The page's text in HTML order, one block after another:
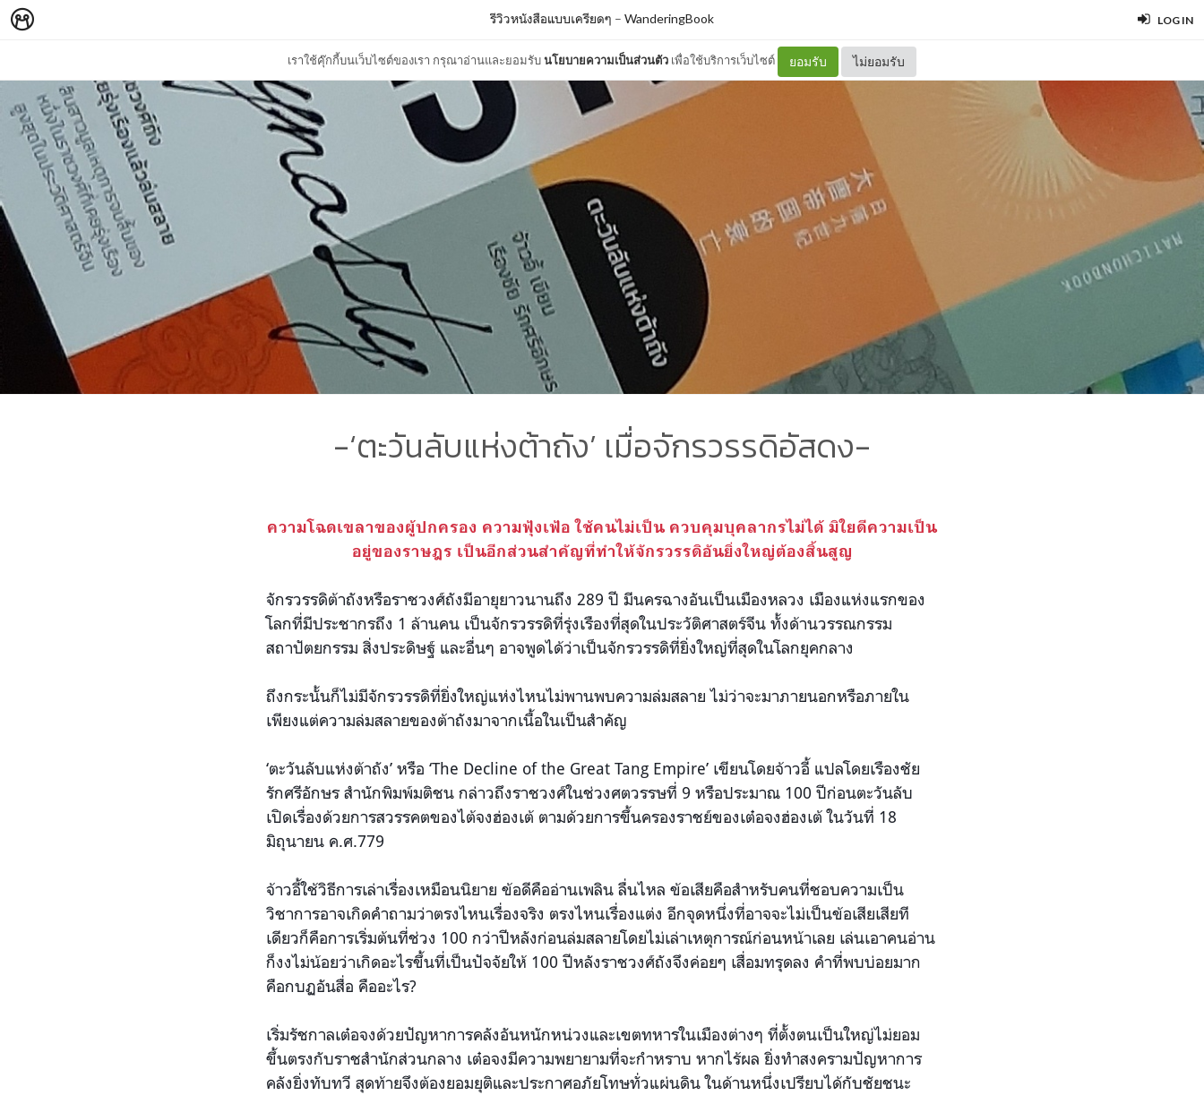
LOG IN
เราใช้คุ๊กกี้บนเว็บไซต์ของเรา กรุณาอ่านและยอมรับนโยบายความเป็นส่วนตัว เพื่อใช้บริการเว็บไซต์ ยอมรับ ไม่ยอมรับ
รีวิวหนังสือแบบเครียดๆ – WanderingBook
-‘ตะวันลับแห่งต้าถัง’ เมื่อจักรวรรดิอัสดง-
ความโฉดเขลาของผู้ปกครอง ความฟุ้งเฟ้อ ใช้คนไม่เป็น ควบคุมบุคลากรไม่ได้ มิใยดีความเป็น
อยู่ของราษฎร เป็นอีกส่วนสำคัญที่ทำให้จักรวรรดิอันยิ่งใหญ่ต้องสิ้นสูญ
จักรวรรดิต้าถังหรือราชวงศ์ถังมีอายุยาวนานถึง 289 ปี มีนครฉางอันเป็นเมืองหลวง เมืองแห่งแรกของ
โลกที่มีประชากรถึง 1 ล้านคน เป็นจักรวรรดิที่รุ่งเรืองที่สุดในประวัติศาสตร์จีน ทั้งด้านวรรณกรรม
สถาปัตยกรรม สิ่งประดิษฐ์ และอื่นๆ อาจพูดได้ว่าเป็นจักรวรรดิที่ยิ่งใหญ่ที่สุดในโลกยุคกลาง
ถึงกระนั้นก็ไม่มีจักรวรรดิที่ยิ่งใหญ่แห่งไหนไม่พานพบความล่มสลาย ไม่ว่าจะมาภายนอกหรือภายใน
เพียงแต่ความล่มสลายของต้าถังมาจากเนื้อในเป็นสำคัญ
‘ตะวันลับแห่งต้าถัง’ หรือ ‘The Decline of the Great Tang Empire’ เขียนโดยจ้าวอี้ แปลโดยเรืองชัย
รักศรีอักษร สำนักพิมพ์มติชน กล่าวถึงราชวงศ์ในช่วงศตวรรษที่ 9 หรือประมาณ 100 ปีก่อนตะวันลับ
เปิดเรื่องด้วยการสวรรคตของไต้จงฮ่องเต้ ตามด้วยการขึ้นครองราชย์ของเต๋อจงฮ่องเต้ ในวันที่ 18
มิถุนายน ค.ศ.779
จ้าวอี้ใช้วิธีการเล่าเรื่องเหมือนนิยาย ข้อดีคืออ่านเพลิน ลื่นไหล ข้อเสียคือสำหรับคนที่ชอบความเป็น
วิชาการอาจเกิดคำถามว่าตรงไหนเรื่องจริง ตรงไหนเรื่องแต่ง อีกจุดหนึ่งที่อาจจะไม่เป็นข้อเสียเสียที
เดียวก็คือการเริ่มต้นที่ช่วง 100 กว่าปีหลังก่อนล่มสลายโดยไม่เล่าเหตุการณ์ก่อนหน้าเลย เล่นเอาคนอ่าน
ก็งงไม่น้อยว่าเกิดอะไรขึ้นที่เป็นปัจจัยให้ 100 ปีหลังราชวงศ์ถังจึงค่อยๆ เสื่อมทรุดลง คำที่พบบ่อยมาก
คือกบฏอันสื่อ คืออะไร?
เริ่มรัชกาลเต๋อจงด้วยปัญหาการคลังอันหนักหน่วงและเขตทหารในเมืองต่างๆ ที่ตั้งตนเป็นใหญ่ไม่ยอม
ขึ้นตรงกับราชสำนักส่วนกลาง เต๋อจงมีความพยายามที่จะกำหราบ หากไร้ผล ยิ่งทำสงครามปัญหาการ
คลังยิ่งทับทวี สุดท้ายจึงต้องยอมยุติและประกาศอภัยโทษทั่วแผ่นดิน ในด้านหนึ่งเปรียบได้กับชัยชนะ